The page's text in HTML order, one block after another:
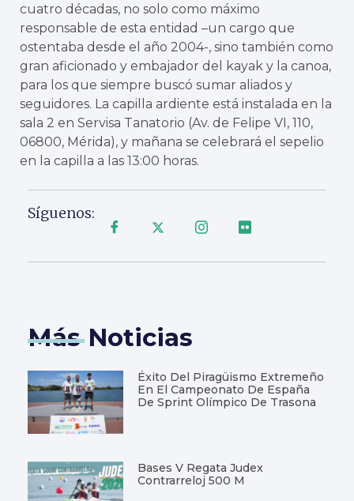
cuatro décadas, no solo como máximo
responsable de esta entidad –un cargo que
ostentaba desde el año 2004-, sino también como
gran aficionado y embajador del kayak y la canoa,
para los que siempre buscó sumar aliados y
seguidores. La capilla ardiente está instalada en la
sala 2 en Servisa Tanatorio (Av. de Felipe VI, 110,
06800, Mérida), y mañana se celebrará el sepelio
en la capilla a las 13:00 horas.
Síguenos:
Más Noticias
Éxito Del Piragüismo Extremeño
En El Campeonato De España
De Sprint Olímpico De Trasona
Bases V Regata Judex
Contrarreloj 500 M